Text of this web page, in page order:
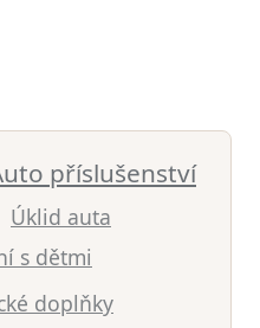
příslušenství
Úklid auta
s dětmi
doplňky